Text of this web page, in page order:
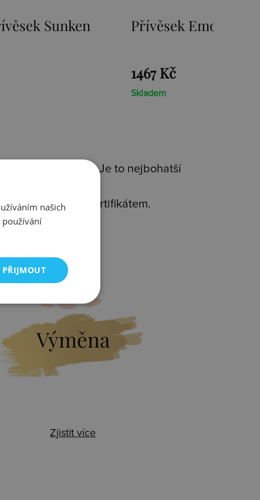
Ice Coin
Přívěsek Emozioni
1467 Kč
Skladem
1000). Je to nejbohatší
diamantem s certifikátem.
.
Výměna
Zjistit více
našich
používání
PŘIJMOUT